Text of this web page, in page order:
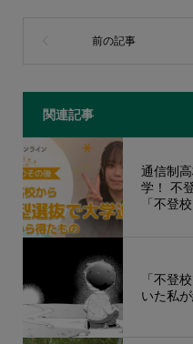
関連記事
通信制
学！ 不
「不登
「不登
いた私